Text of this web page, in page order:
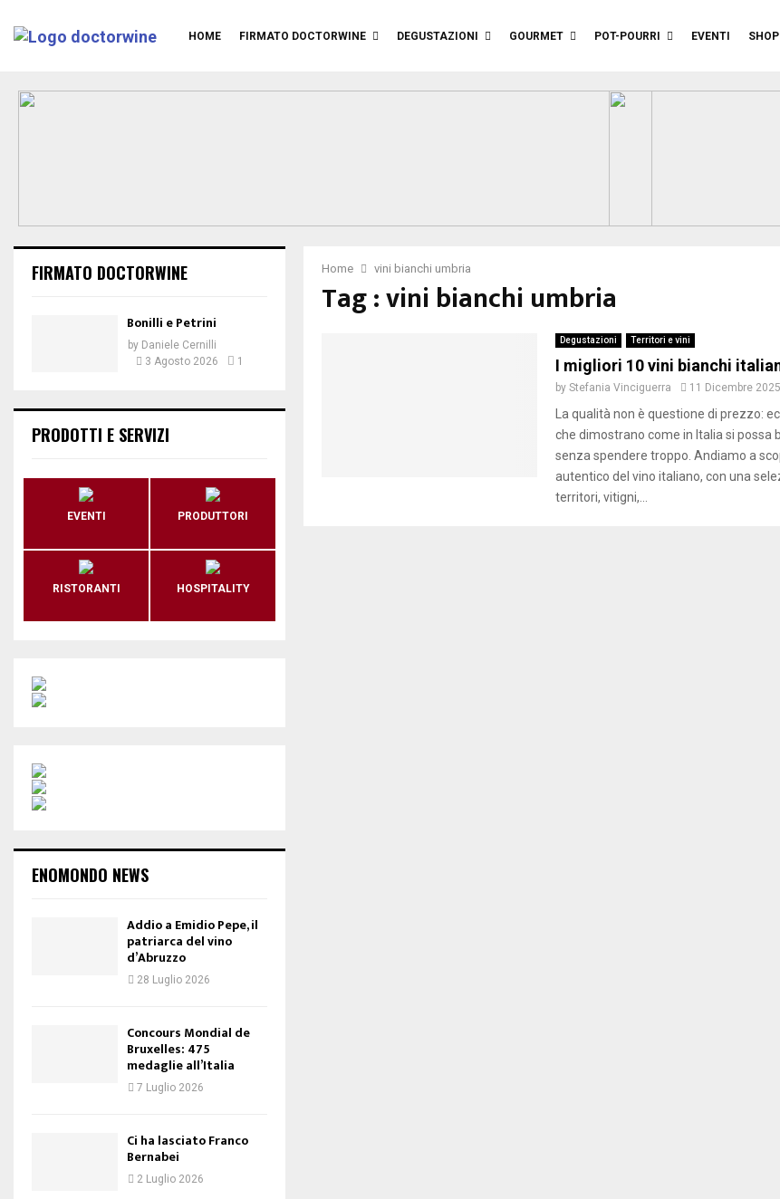
HOME FIRMATO DOCTORWINE DEGUSTAZIONI GOURMET POT-POURRI EVENTI SHOP
Home vini bianchi umbria
Tag : vini bianchi umbria
Degustazioni Territori e vini
I migliori 10 vini bianchi
by Stefania Vinciguerra 11 Dicembre 2025
La qualità non è questione di prezzo:
che dimostrano come in Italia si possa
senza spendere troppo. Andiamo a
autentico del vino italiano, con una
territori, vitigni,...
FIRMATO DOCTORWINE
Bonilli e Petrini
by Daniele Cernilli
3 Agosto 2026
1
PRODOTTI E SERVIZI
EVENTI PRODUTTORI
RISTORANTI HOSPITALITY
ENOMONDO NEWS
Addio a Emidio Pepe, il
patriarca del vino
d’Abruzzo
28 Luglio 2026
Concours Mondial de
Bruxelles: 475
medaglie all’Italia
7 Luglio 2026
Ci ha lasciato Franco
Bernabei
2 Luglio 2026